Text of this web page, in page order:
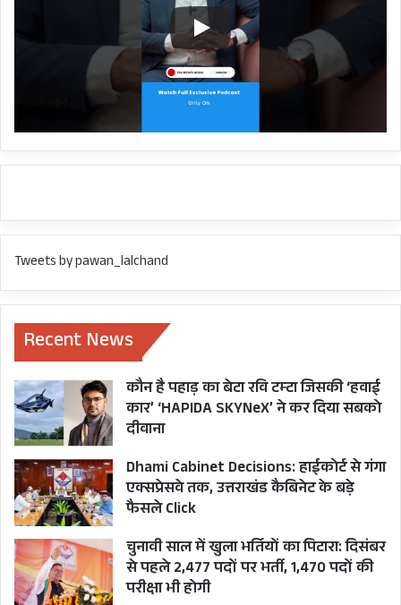
Tweets by pawan_lalchand
Recent News
कौन है पहाड़ का बेटा रवि टम्टा जिसकी ‘हवाई
कार’ ‘HAPIDA SKYNeX’ ने कर दिया सबको
दीवाना
Dhami Cabinet Decisions: हाईकोर्ट से गंगा
एक्सप्रेसवे तक, उत्तराखंड कैबिनेट के बड़े
फैसले Click
चुनावी साल में खुला भर्तियों का पिटारा: दिसंबर
से पहले 2,477 पदों पर भर्ती, 1,470 पदों की
परीक्षा भी होगी